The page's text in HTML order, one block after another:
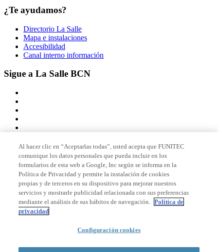
¿Te ayudamos?
Directorio La Salle
Mapa e instalaciones
Accesibilidad
Canal interno información
Sigue a La Salle BCN
Miembro de
Acreditaciones
© 2026 La Salle Campus Barcelona - URL |
Al hacer clic en “Aceptarlas todas”, usted acepta que FUNITEC
comunique los datos personales que pueda incluir en los
formularios de esta web a Google, Inc según se informa en la
Política de Privacidad y permite la instalación de cookies
propias y de terceros en su dispositivo para mejorar nuestros
servicios y mostrarle publicidad relacionada con sus preferencias
mediante el análisis de sus hábitos de navegación. Política de
privacidad
Configuración cookies